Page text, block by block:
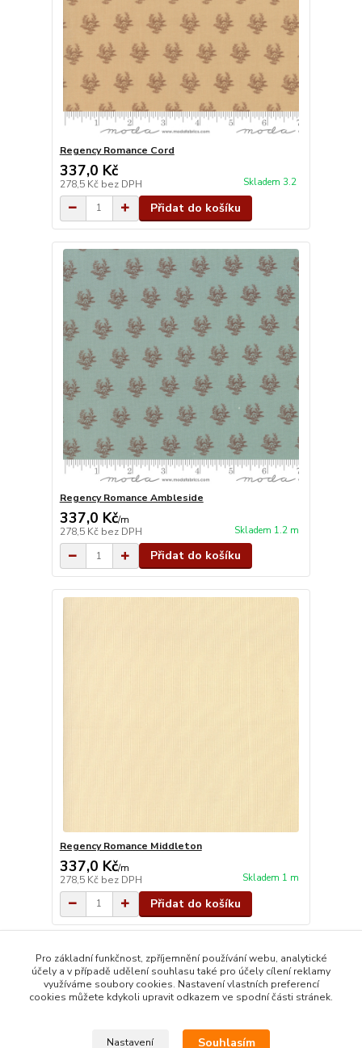
Regency Romance Cord
337,0 Kč
278,5 Kč bez DPH Skladem 3.2
Přidat do košíku
Regency Romance Ambleside
337,0 Kč/m
278,5 Kč bez DPH Skladem 1.2 m
Přidat do košíku
Regency Romance Middleton
337,0 Kč/m
278,5 Kč bez DPH Skladem 1 m
Přidat do košíku
strana z 1
Pro základní funkčnost, zpříjemnění používání webu, analytické
účely a v případě udělení souhlasu také pro účely cílení reklamy
využíváme soubory cookies. Nastavení vlastních preferencí
cookies můžete kdykoli upravit odkazem ve spodní části stránek.
Nastavení Souhlasím